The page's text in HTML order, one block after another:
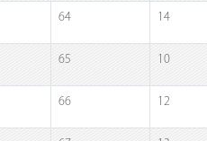
64 14
65 10
66 12